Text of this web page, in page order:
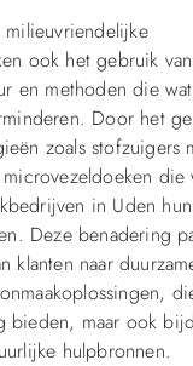
milieuvriendelijke
ook het gebruik
en methoden die
Door het
zoals stofzuigers
die
in Uden
Deze benadering
klanten naar
bieden, maar ook
hulpbronnen.